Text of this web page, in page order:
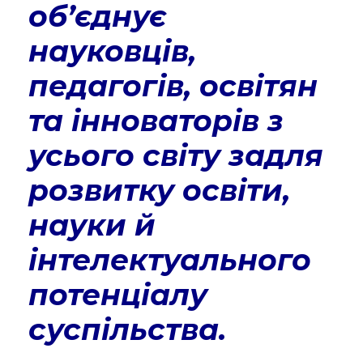
об’єднує
науковців,
педагогів, освітян
та інноваторів з
усього світу задля
розвитку освіти,
науки й
інтелектуального
потенціалу
суспільства.